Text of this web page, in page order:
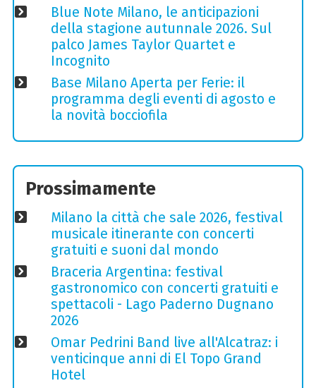
Blue Note Milano, le anticipazioni
della stagione autunnale 2026. Sul
palco James Taylor Quartet e
Incognito
Base Milano Aperta per Ferie: il
programma degli eventi di agosto e
la novità bocciofila
Prossimamente
Milano la città che sale 2026, festival
musicale itinerante con concerti
gratuiti e suoni dal mondo
Braceria Argentina: festival
gastronomico con concerti gratuiti e
spettacoli - Lago Paderno Dugnano
2026
Omar Pedrini Band live all'Alcatraz: i
venticinque anni di El Topo Grand
Hotel